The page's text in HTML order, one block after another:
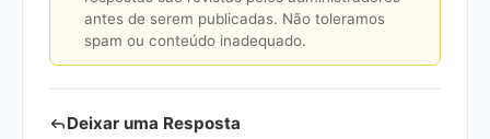
antes de serem publicadas. Não toleramos
spam ou conteúdo inadequado.
Deixar uma Resposta